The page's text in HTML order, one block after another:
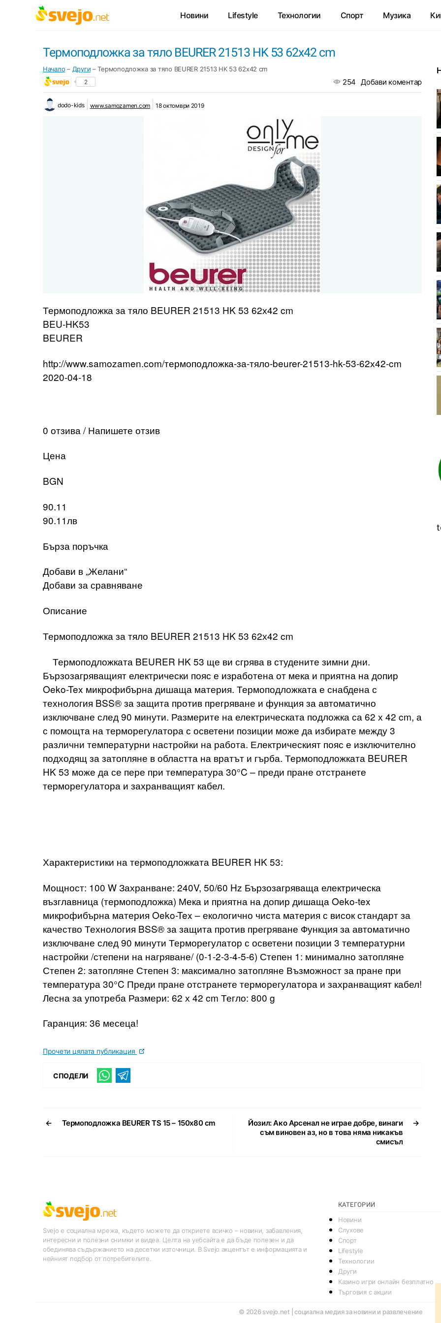
Новини Lifestyle Технологии Спорт Музика
Термоподложка за тяло BEURER 21513 HK 53 62х42 cm
Начало – Други –Термоподложка за тяло BEURER 21513 HK 53 62х42 cm
2 254 Добави коментар
dodo-kids www.samozamen.com 18 октомври 2019
Термоподложка за тяло BEURER 21513 HK 53 62х42 cm
BEU-HK53
BEURER
http://www.samozamen.com/термоподложка-за-тяло-beurer-21513-hk-53-62х42-cm
2020-04-18
0 отзива / Напишете отзив
Цена
BGN
90.11
90.11лв
Бърза поръчка
Добави в „Желани“
Добави за сравняване
Описание
Термоподложка за тяло BEURER 21513 HK 53 62х42 cm
Термоподложката BEURER HK 53 ще ви сгрява в студените зимни дни.
Бързозагряващият електрически пояс е изработена от мека и приятна на допир
Oeko-Tex микрофибърна дишаща материя. Термоподложката е снабдена с
технология BSS® за защита против прегряване и функция за автоматично
изключване след 90 минути. Размерите на електрическата подложка са 62 х 42 cm, а
с помощта на терморегулатора с осветени позиции може да избирате между 3
различни температурни настройки на работа. Електрическият пояс е изключително
подходящ за затопляне в областта на вратът и гърба. Термоподложката BEURER
HK 53 може да се пере при температура 30°C – преди пране отстранете
терморегулатора и захранващият кабел.
Характеристики на термоподложката BEURER HK 53:
Мощност: 100 W Захранване: 240V, 50/60 Hz Бързозагряваща електрическа
възглавница (термоподложка) Мека и приятна на допир дишаща Oeko-tex
микрофибърна материя Oeko-Tex – екологично чиста материя с висок стандарт за
качество Технология BSS® за защита против прегряване Функция за автоматично
изключване след 90 минути Терморегулатор с осветени позиции 3 температурни
настройки /степени на нагряване/ (0-1-2-3-4-5-6) Степен 1: минимално затопляне
Степен 2: затопляне Степен 3: максимално затопляне Възможност за пране при
температура 30°C Преди пране отстранете терморегулатора и захранващият кабел!
Лесна за употреба Размери: 62 х 42 cm Тегло: 800 g
Гаранция: 36 месеца!
Прочети цялата публикация
СПОДЕЛИ
← Термоподложка BEURER TS 15 – 150х80 cm →
Йозил: Ако Арсенал не играе добре, винаги
съм виновен аз, но в това няма никакъв
смисъл
Svejo е социална мрежа, където можете да откриете всичко – новини, забавления,
интересни и полезни снимки и видеа. Целта на уебсайта е да бъде полезен и да
обединява съдържанието на десетки източници. В Svejo акцентът е информацията и
нейният подбор от потребителите.
КАТЕГОРИИ
Новини
Слухове
Спорт
Lifestyle
Технологии
Други
Казино игри онлайн безплатно
Търговия с акции
© 2026svejo.net | социална медия за новини и развлечение